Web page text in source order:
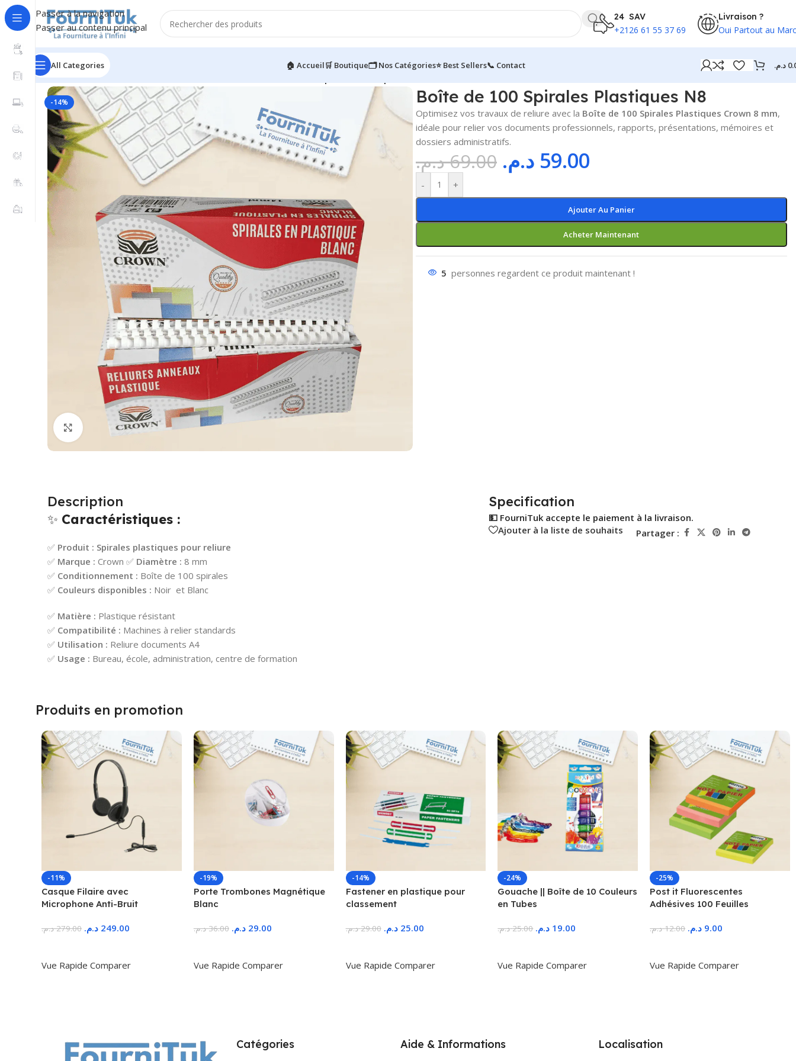
Passer à la navigation
Passer au contenu principal
24 SAV
+2126 61 55 37 69
Livraison ?
Oui Partout au
All Categories 🏠 Accueil🛒 Boutique🗂️ Nos Catégories⭐ Best Sellers📞 Contact د.م.
Accueil/Fourniture de Bureau
-14%
Cliquez pour agrandir
Boîte de 100 Spirales Plastiques N8
Optimisez vos travaux de reliure avec la Boîte de 100 Spirales Plastiques Crown 8 mm,
idéale pour relier vos documents professionnels, rapports, présentations, mémoires et
dossiers administratifs.
69.00د.م. 59.00 د.م.
- +
Ajouter Au Panier
Acheter Maintenant
5 personnes regardent ce produit maintenant !
Description
✨ Caractéristiques :
✅ Produit : Spirales plastiques pour reliure
✅ Marque : Crown ✅ Diamètre : 8 mm
✅ Conditionnement : Boîte de 100 spirales
✅ Couleurs disponibles : Noir et Blanc
✅ Matière : Plastique résistant
✅ Compatibilité : Machines à relier standards
✅ Utilisation : Reliure documents A4
✅ Usage : Bureau, école, administration, centre de formation
Specification
💵 FourniTuk accepte le paiement à la livraison.
Ajouter à la liste de souhaits
Partager :
Produits en promotion
-11%
Casque Filaire avec
Microphone Anti-Bruit
279.00 د.م. 249.00 د.م.
Vue Rapide Comparer
-19%
Porte Trombones Magnétique
Blanc
36.00 د.م. 29.00 د.م.
Vue Rapide Comparer
-14%
Fastener en plastique pour
classement
29.00 د.م. 25.00 د.م.
Vue Rapide Comparer
-24%
Gouache || Boîte de 10 Couleurs
en Tubes
25.00 د.م. 19.00 د.م.
Vue Rapide Comparer
-25%
Post it Fluorescentes
Adhésives 100 Feuilles
12.00 د.م. 9.00 د.م.
Vue Rapide Comparer
Catégories Aide & Informations Localisation